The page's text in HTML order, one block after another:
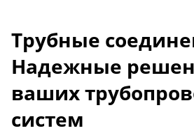
Трубные
Надежные
ваших
систем